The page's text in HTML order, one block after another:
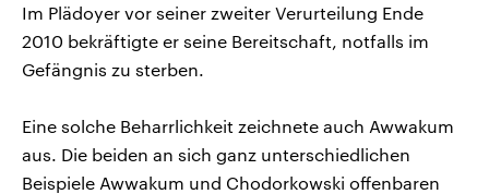
Im Plädoyer vor seiner zweiter Verurteilung Ende
2010 bekräftigte er seine Bereitschaft, notfalls im
Gefängnis zu sterben.
Eine solche Beharrlichkeit zeichnete auch Awwakum
aus. Die beiden an sich ganz unterschiedlichen
Beispiele Awwakum und Chodorkowski offenbaren